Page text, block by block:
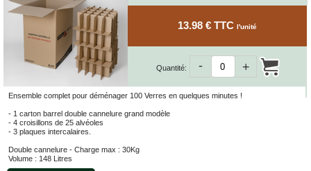
Ensemble complet pour déménager 100 Verres en quelques minutes !
- 1 carton barrel double cannelure grand modèle
- 4 croisillons de 25 alvéoles
- 3 plaques intercalaires.
Double cannelure - Charge max : 30Kg
Volume : 148 Litres
13.98 € TTC l'unité
Quantité: +
-